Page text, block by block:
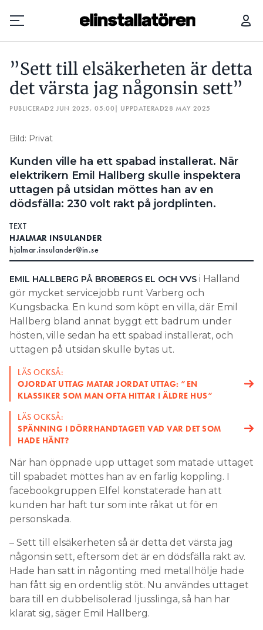
Prenumerera
Hantera prenumeration
Lediga jobb
Annonsera
Läs E-tidningen
Om tidningen
Kontakt
Personuppgifter
Search for:
SEARCH
”Sett till elsäkerheten är detta
det värsta jag någonsin sett”
PUBLICERAD2 JUN 2025, 05:00| UPPDATERAD28 MAY 2025
Bild: Privat
Kunden ville ha ett spabad installerat. När
elektrikern Emil Hallberg skulle inspektera
uttagen på utsidan möttes han av en
dödsfälla: 230 volt rakt på jordplinten.
TEXT
HJALMAR INSULANDER
hjalmar.insulander@in.se
EMIL HALLBERG PÅ BROBERGS EL OCH VVS i Halland
gör mycket servicejobb runt Varberg och
Kungsbacka. En kund som köpt en villa, där Emil
Hallberg bland annat byggt ett badrum under
hösten, ville sedan ha ett spabad installerat, och
uttagen på utsidan skulle bytas ut.
LÄS OCKSÅ:
OJORDAT UTTAG MATAR JORDAT UTTAG: ”EN
KLASSIKER SOM MAN OFTA HITTAR I ÄLDRE HUS”
LÄS OCKSÅ:
SPÄNNING I DÖRRHANDTAGET! VAD VAR DET SOM
HADE HÄNT?
När han öppnade upp uttaget som matade uttaget
till spabadet möttes han av en farlig koppling. I
facebookgruppen Elfel konstaterade han att
kunden har haft tur som inte råkat ut för en
personskada.
– Sett till elsäkerheten så är detta det värsta jag
någonsin sett, eftersom det är en dödsfälla rakt av.
Hade han satt in någonting med metallhölje hade
han fått sig en ordentlig stöt. Nu användes uttaget
bara till en dubbelisolerad ljusslinga, så han har
klarat sig, säger Emil Hallberg.